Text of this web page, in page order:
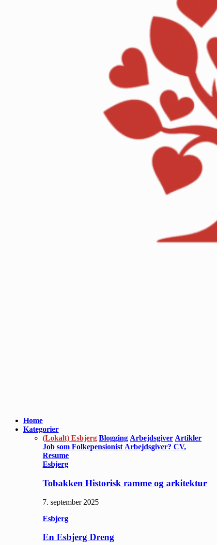
Home
Kategorier
(Lokalt) Esbjerg Blogging Arbejdsgiver Artikler
Job som Folkepensionist Arbejdsgiver? CV,
Resume
Esbjerg
Tobakken Historisk ramme og arkitektur
7. september 2025
Esbjerg
En Esbjerg Dreng